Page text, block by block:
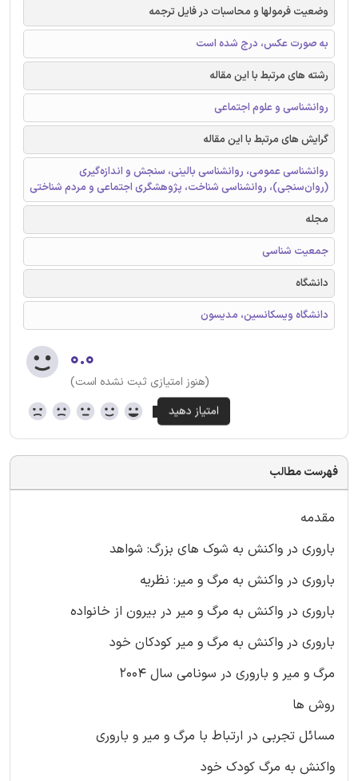
وضعیت فرمولها و محاسبات در فایل ترجمه
به صورت عکس، درج شده است
رشته های مرتبط با این مقاله
روانشناسی و علوم اجتماعی
گرایش های مرتبط با این مقاله
روانشناسی عمومی، روانشناسی بالینی، سنجش و اندازه‌گیری
(روان‌سنجی)، روانشناسی شناخت، پژوهشگری اجتماعی و مردم شناختی
مجله
جمعیت شناسی
دانشگاه
دانشگاه ویسکانسین، مدیسون
۰.۰
(هنوز امتیازی ثبت نشده است)
فهرست مطالب
مقدمه
باروری در واکنش به شوک های بزرگ: شواهد
باروری در واکنش به مرگ و میر: نظریه
باروری در واکنش به مرگ و میر در بیرون از خانواده
باروری در واکنش به مرگ و میر کودکان خود
مرگ و میر و باروری در سونامی سال 2004
روش ها
مسائل تجربی در ارتباط با مرگ و میر و باروری
واکنش به مرگ کودک خود